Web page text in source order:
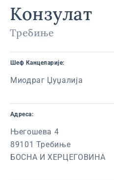
Конзулат
Требиње
Шеф Канцеларије:
Миодраг Џуџалија
Адреса:
Његошева 4
89101 Требиње
БОСНА И ХЕРЦЕГОВИНА